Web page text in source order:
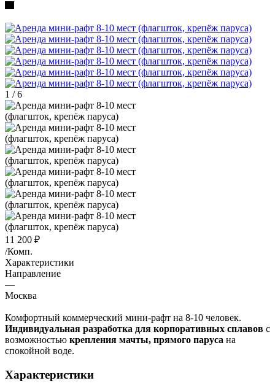
1 /6
11 200 ₽
/Комп.
Характеристики
Направление
—
Москва
Комфортный коммерческий мини-рафт на 8-10 человек.
Индивидуальная разработка для корпоративных сплавов с
возможностью крепления мачты, прямого паруса на
спокойной воде.
Характеристики